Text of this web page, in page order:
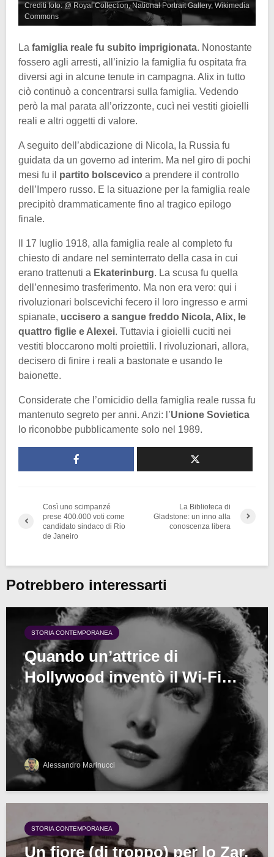
Crediti foto: @ Royal Collection, National Portrait Gallery, Wikimedia
Commons
La famiglia reale fu subito imprigionata. Nonostante
fossero agli arresti, all’inizio la famiglia fu ospitata fra
diversi agi in alcune tenute in campagna. Alix in tutto
ciò continuò a concentrarsi sulla famiglia. Vedendo
però la mal parata all’orizzonte, cucì nei vestiti gioielli
reali e altri oggetti di valore.
A seguito dell’abdicazione di Nicola, la Russia fu
guidata da un governo ad interim. Ma nel giro di pochi
mesi fu il partito bolscevico a prendere il controllo
dell’Impero russo. E la situazione per la famiglia reale
precipitò drammaticamente fino al tragico epilogo
finale.
Il 17 luglio 1918, alla famiglia reale al completo fu
chiesto di andare nel seminterrato della casa in cui
erano trattenuti a Ekaterinburg. La scusa fu quella
dell’ennesimo trasferimento. Ma non era vero: qui i
rivoluzionari bolscevichi fecero il loro ingresso e armi
spianate, uccisero a sangue freddo Nicola, Alix, le
quattro figlie e Alexei. Tuttavia i gioielli cuciti nei
vestiti bloccarono molti proiettili. I rivoluzionari, allora,
decisero di finire i reali a bastonate e usando le
baionette.
Considerate che l’omicidio della famiglia reale russa fu
mantenuto segreto per anni. Anzi: l’Unione Sovietica
lo riconobbe pubblicamente solo nel 1989.
Così uno scimpanzé
prese 400.000 voti come
candidato sindaco di Rio
de Janeiro
La Biblioteca di
Gladstone: un inno alla
conoscenza libera
Potrebbero interessarti
STORIA CONTEMPORANEA
Quando un’attrice di
Hollywood inventò il Wi-Fi…
Alessandro Marinucci
STORIA CONTEMPORANEA
Un fiore (di troppo) per lo Zar,